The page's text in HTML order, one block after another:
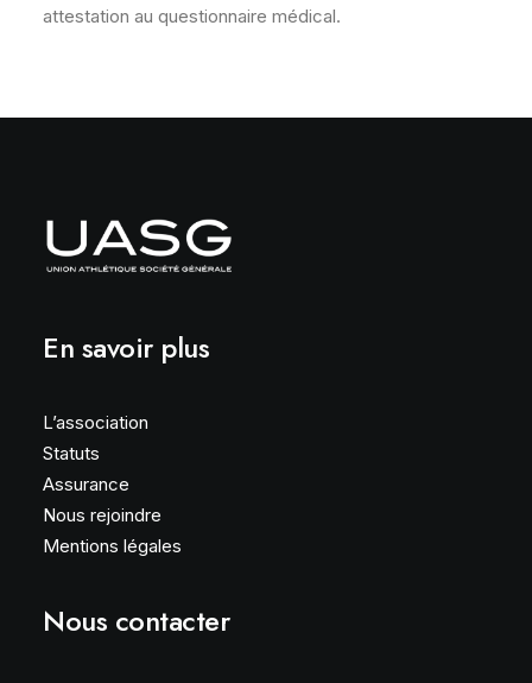
attestation au questionnaire médical.
En savoir plus
L’association
Statuts
Assurance
Nous rejoindre
Mentions légales
Nous contacter